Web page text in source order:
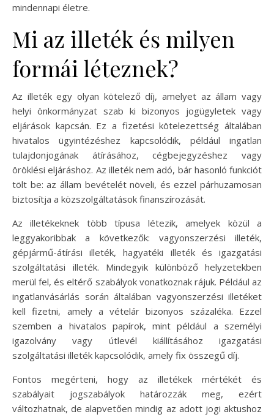
mindennapi életre.
Mi az illeték és milyen
formái léteznek?
Az illeték egy olyan kötelező díj, amelyet az állam vagy
helyi önkormányzat szab ki bizonyos jogügyletek vagy
eljárások kapcsán. Ez a fizetési kötelezettség általában
hivatalos ügyintézéshez kapcsolódik, például ingatlan
tulajdonjogának átírásához, cégbejegyzéshez vagy
öröklési eljáráshoz. Az illeték nem adó, bár hasonló funkciót
tölt be: az állam bevételét növeli, és ezzel párhuzamosan
biztosítja a közszolgáltatások finanszírozását.
Az illetékeknek több típusa létezik, amelyek közül a
leggyakoribbak a következők: vagyonszerzési illeték,
gépjármű-átírási illeték, hagyatéki illeték és igazgatási
szolgáltatási illeték. Mindegyik különböző helyzetekben
merül fel, és eltérő szabályok vonatkoznak rájuk. Például az
ingatlanvásárlás során általában vagyonszerzési illetéket
kell fizetni, amely a vételár bizonyos százaléka. Ezzel
szemben a hivatalos papírok, mint például a személyi
igazolvány vagy útlevél kiállításához igazgatási
szolgáltatási illeték kapcsolódik, amely fix összegű díj.
Fontos megérteni, hogy az illetékek mértékét és
szabályait jogszabályok határozzák meg, ezért
változhatnak, de alapvetően mindig az adott jogi aktushoz